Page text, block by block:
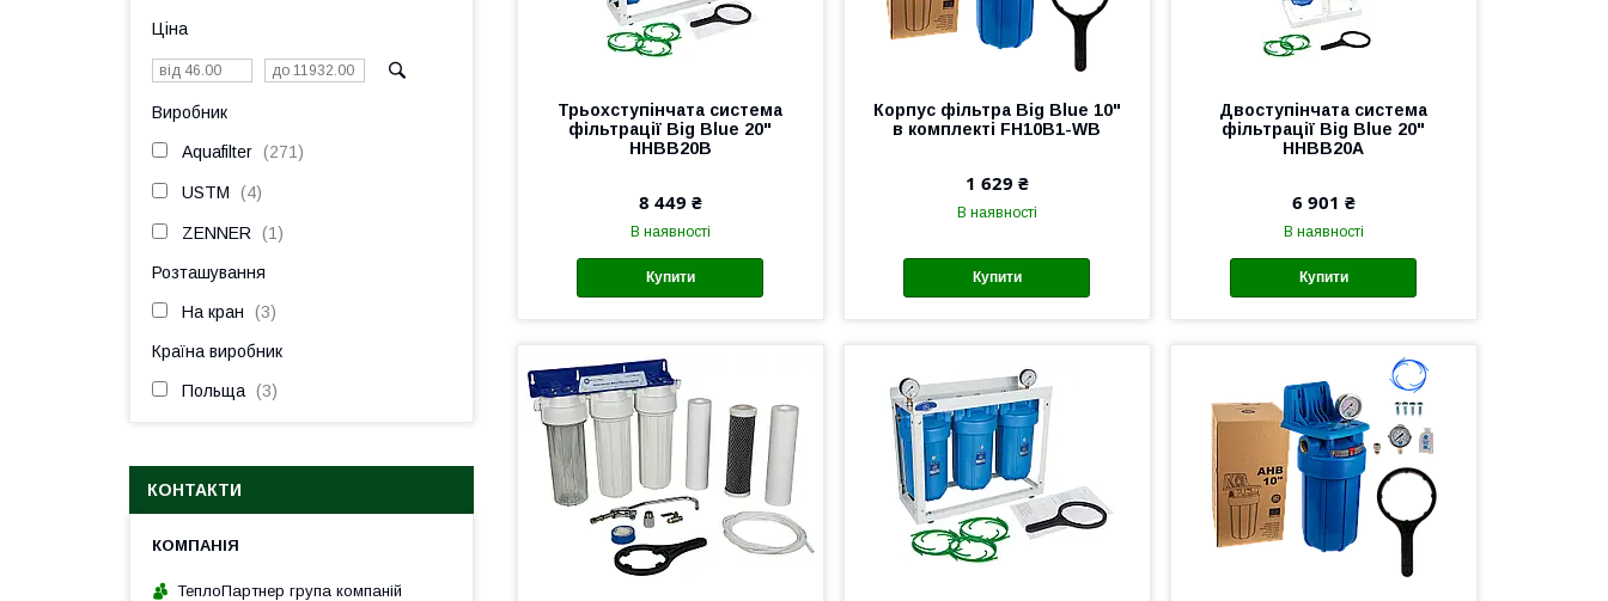
Трьохступінчата система
фільтрації Big Blue 20"
HHBB20B
8 449 ₴
В наявності
Купити
Корпус фільтра Big Blue 10"
в комплекті FH10B1-WB
1 629 ₴
В наявності
Купити
Двоступінчата система
фільтрації Big Blue 20"
HHBB20A
6 901 ₴
В наявності
Купити
Ціна
Виробник
Aquafilter 271
USTM 4
ZENNER 1
Розташування
На кран 3
Країна виробник
Польща 3
КОНТАКТИ
ТеплоПартнер група компаній